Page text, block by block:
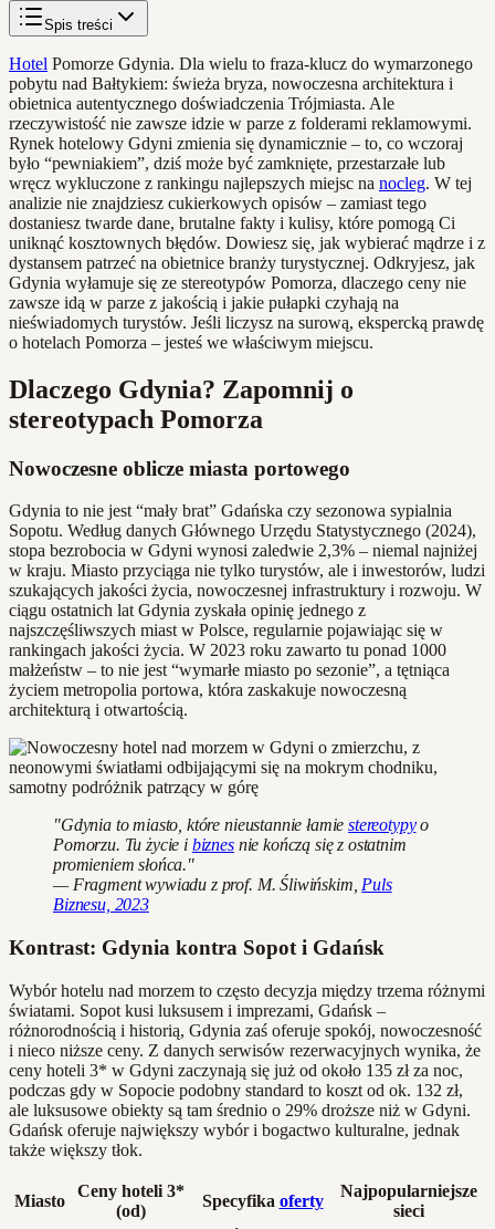
Spis treści
Hotel Pomorze Gdynia. Dla wielu to fraza-klucz do wymarzonego
pobytu nad Bałtykiem: świeża bryza, nowoczesna architektura i
obietnica autentycznego doświadczenia Trójmiasta. Ale
rzeczywistość nie zawsze idzie w parze z folderami reklamowymi.
Rynek hotelowy Gdyni zmienia się dynamicznie – to, co wczoraj
było “pewniakiem”, dziś może być zamknięte, przestarzałe lub
wręcz wykluczone z rankingu najlepszych miejsc na nocleg. W tej
analizie nie znajdziesz cukierkowych opisów – zamiast tego
dostaniesz twarde dane, brutalne fakty i kulisy, które pomogą Ci
uniknąć kosztownych błędów. Dowiesz się, jak wybierać mądrze i z
dystansem patrzeć na obietnice branży turystycznej. Odkryjesz, jak
Gdynia wyłamuje się ze stereotypów Pomorza, dlaczego ceny nie
zawsze idą w parze z jakością i jakie pułapki czyhają na
nieświadomych turystów. Jeśli liczysz na surową, ekspercką prawdę
o hotelach Pomorza – jesteś we właściwym miejscu.
Dlaczego Gdynia? Zapomnij o
stereotypach Pomorza
Nowoczesne oblicze miasta portowego
Gdynia to nie jest “mały brat” Gdańska czy sezonowa sypialnia
Sopotu. Według danych Głównego Urzędu Statystycznego (2024),
stopa bezrobocia w Gdyni wynosi zaledwie 2,3% – niemal najniżej
w kraju. Miasto przyciąga nie tylko turystów, ale i inwestorów, ludzi
szukających jakości życia, nowoczesnej infrastruktury i rozwoju. W
ciągu ostatnich lat Gdynia zyskała opinię jednego z
najszczęśliwszych miast w Polsce, regularnie pojawiając się w
rankingach jakości życia. W 2023 roku zawarto tu ponad 1000
małżeństw – to nie jest “wymarłe miasto po sezonie”, a tętniąca
życiem metropolia portowa, która zaskakuje nowoczesną
architekturą i otwartością.
"Gdynia to miasto, które nieustannie łamiestereotypyo
Pomorzu. Tu życie i biznesnie kończą się z ostatnim
promieniem słońca."
— Fragment wywiadu z prof. M. Śliwińskim, Puls
Biznesu, 2023
Kontrast: Gdynia kontra Sopot i Gdańsk
Wybór hotelu nad morzem to często decyzja między trzema różnymi
światami. Sopot kusi luksusem i imprezami, Gdańsk –
różnorodnością i historią, Gdynia zaś oferuje spokój, nowoczesność
i nieco niższe ceny. Z danych serwisów rezerwacyjnych wynika, że
ceny hoteli 3* w Gdyni zaczynają się już od około 135 zł za noc,
podczas gdy w Sopocie podobny standard to koszt od ok. 132 zł,
ale luksusowe obiekty są tam średnio o 29% droższe niż w Gdyni.
Gdańsk oferuje największy wybór i bogactwo kulturalne, jednak
także większy tłok.
Miasto
Ceny hoteli 3*
(od)
Specyfika oferty
Najpopularniejsze
sieci